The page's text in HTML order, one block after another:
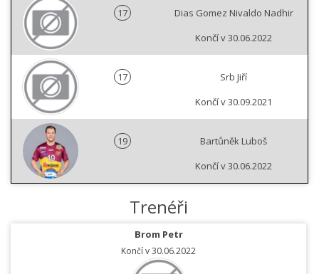
17
Dias Gomez Nivaldo Nadhir
Končí v 30.06.2022
17
Srb Jiří
Končí v 30.09.2021
19
Bartůněk Luboš
Končí v 30.06.2022
Trenéři
Brom Petr
Končí v 30.06.2022